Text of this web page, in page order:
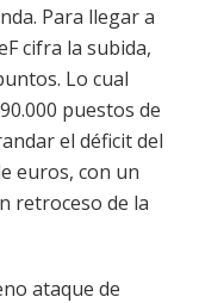
Para llegar a
cifra la subida,
Lo cual
puestos de
el déficit del
euros, con un
retroceso de la
ataque de